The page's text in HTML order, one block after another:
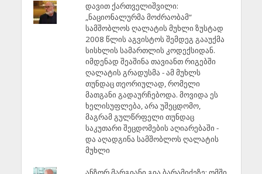
დავით ქართველიშვილი:
„ნაციონალურმა მოძრაობამ“
სამშობლოს ღალატის მუხლი ზუსტად
2008 წლის აგვისტოს შემდეგ გააუქმა
სისხლის სამართლის კოდექსიდან.
იმდენად შეაშინა თავიანთ რიგებში
ღალატის გრადუსმა - ამ მუხლს
თუნდაც თეორიულად, რომელი
მათგანი გადაურჩებოდა. მოვიდა ეს
ხელისუფლება, არა უშეცდომო,
მაგრამ გულწრფელი თუნდაც
საკუთარი შეცდომების აღიარებაში -
და აღადგინა სამშობლოს ღალატის
მუხლი